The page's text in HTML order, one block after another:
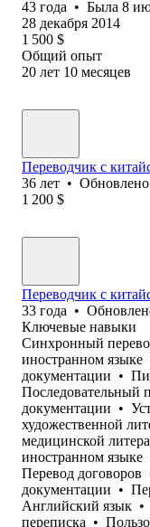
43 года • Была 8
28 декабря 2014
1 500 $
Общий опыт
20 лет 10 месяцев
Переводчик с
36 лет • Обновлено
1 200 $
Переводчик с
33 года •
Ключевые навыки
Синхронный
иностранном языке
документации •
Последовательный
документации •
художественной
медицинской
иностранном языке
Перевод договоров
документации •
Английский язык •
переписка •